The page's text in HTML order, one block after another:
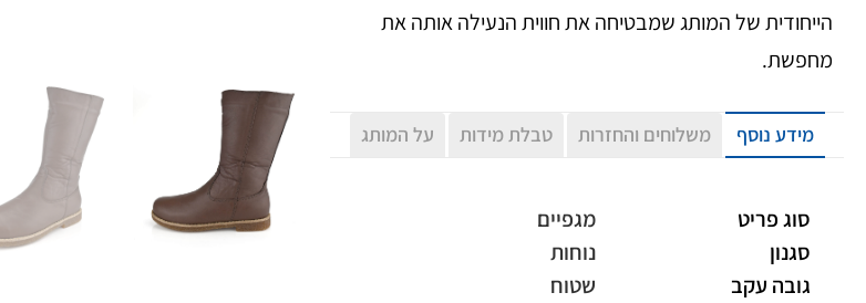
הייחודית של המותג שמבטיחה את חווית הנעילה אותה את
מחפשת.
מידע נוסף משלוחים והחזרות טבלת מידות על המותג
סוג פריט
מגפיים
סגנון
נוחות
גובה עקב
שטוח